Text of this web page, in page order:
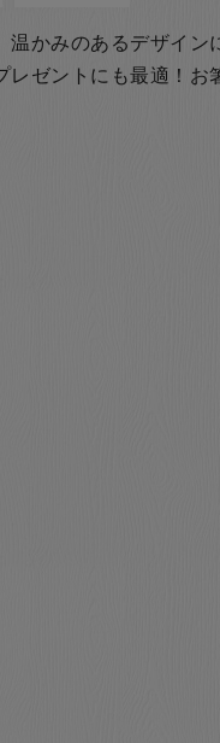
かみのあるデザイン
レゼントにも最適！お